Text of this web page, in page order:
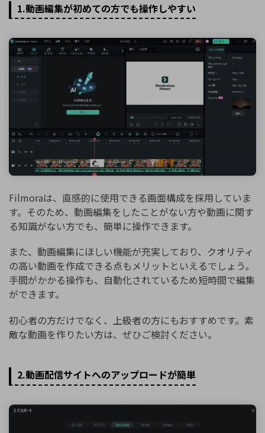
1.動画編集が初めての方でも操作しやすい
Filmoraは、直感的に使用できる画面構成を採用していま
す。そのため、動画編集をしたことがない方や動画に関す
る知識がない方でも、簡単に操作できます。
また、動画編集にほしい機能が充実しており、クオリティ
の高い動画を作成できる点もメリットといえるでしょう。
手間がかかる操作も、自動化されているため短時間で編集
ができます。
初心者の方だけでなく、上級者の方にもおすすめです。素
敵な動画を作りたい方は、ぜひご検討ください。
2.動画配信サイトへのアップロードが簡単